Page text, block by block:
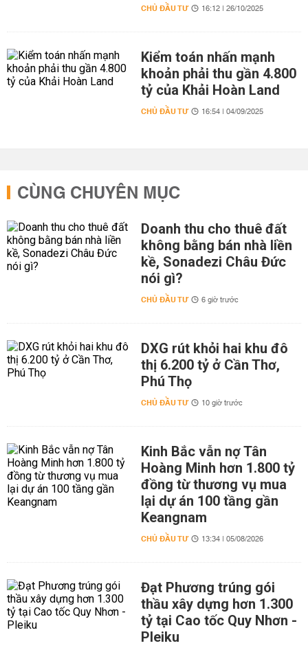
CHỦ ĐẦU TƯ 16:12 | 26/10/2025
Kiểm toán nhấn mạnh
khoản phải thu gần 4.800
tỷ của Khải Hoàn Land
CHỦ ĐẦU TƯ 16:54 | 04/09/2025
CÙNG CHUYÊN MỤC
Doanh thu cho thuê đất
không bằng bán nhà liền
kề, Sonadezi Châu Đức
nói gì?
CHỦ ĐẦU TƯ 6 giờ trước
DXG rút khỏi hai khu đô
thị 6.200 tỷ ở Cần Thơ,
Phú Thọ
CHỦ ĐẦU TƯ 10 giờ trước
Kinh Bắc vẫn nợ Tân
Hoàng Minh hơn 1.800 tỷ
đồng từ thương vụ mua
lại dự án 100 tầng gần
Keangnam
CHỦ ĐẦU TƯ 13:34 | 05/08/2026
Đạt Phương trúng gói
thầu xây dựng hơn 1.300
tỷ tại Cao tốc Quy Nhơn -
Pleiku